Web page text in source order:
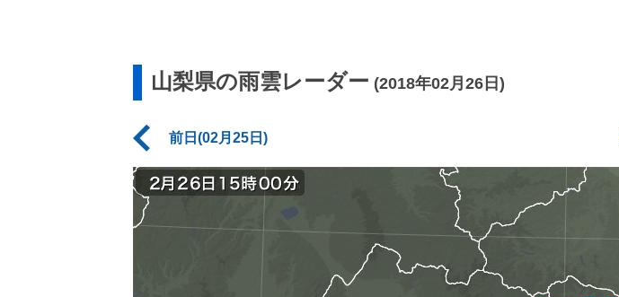
山梨県の雨雲レーダー (2018年02月26日)
前日(02月25日)